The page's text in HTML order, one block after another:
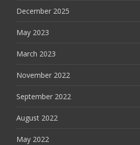
December 2025
May 2023
March 2023
November 2022
September 2022
August 2022
May 2022